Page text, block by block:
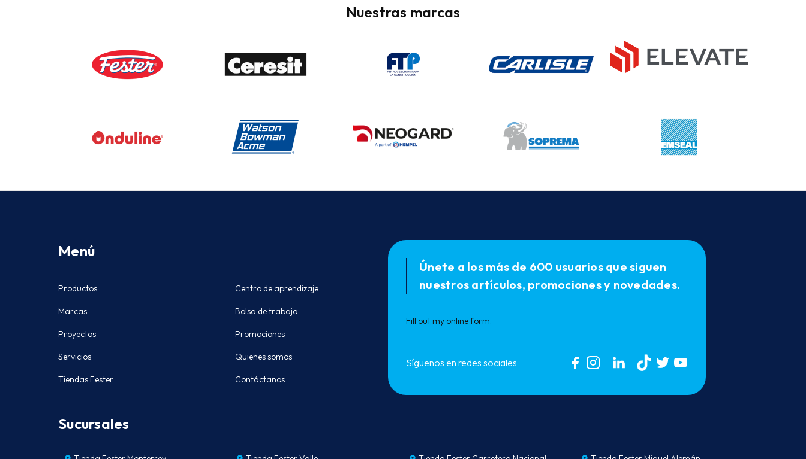
Nuestras marcas
Menú
Productos
Marcas
Proyectos
Servicios
Tiendas Fester
Centro de aprendizaje
Bolsa de trabajo
Promociones
Quienes somos
Contáctanos
Únete a los más de 600 usuarios que siguen
nuestros artículos, promociones y novedades.
Fill out my online form.
Síguenos en redes sociales
Sucursales